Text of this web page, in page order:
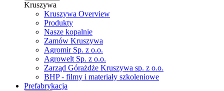
Kruszywa
Kruszywa Overview
Produkty
Nasze kopalnie
Zamów Kruszywa
Agromir Sp. z o.o.
Agrowelt Sp. z o.o.
Zarząd Górażdże Kruszywa sp. z o.o.
BHP - filmy i materiały szkoleniowe
Prefabrykacja